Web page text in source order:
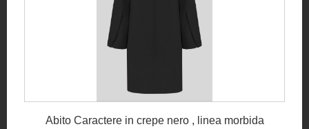
Abito Caractere in crepe nero , linea morbida